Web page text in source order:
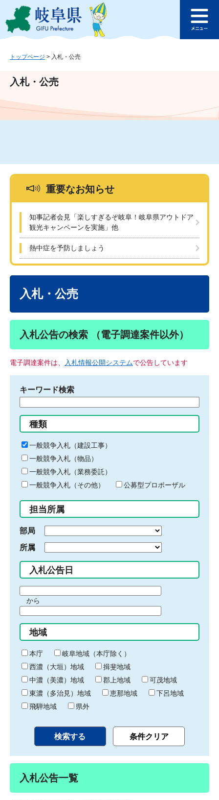
ジ
ュ
文
このページの本文へ
ュ
トップページ > 入札・公売
入札・公売
重要なお知らせ
知事記者会見「楽しすぎるぞ岐阜！岐阜県アウトドア
観光キャンペーンを実施」他
熱中症を予防しましょう
入札・公売
入札公告の検索 （電子調達案件以外）
電子調達案件は、 入札情報公開システムで公告しています
キーワード検索
る
キ
ー
ワ
ー
ド
入
力
種類
一般競争入札（建設工事）
一般競争入札（物品）
一般競争入札（業務委託）
一般競争入札（その他）
公募型プロポーザル
担当所属
部局
所属
入札公告日
間
始
り
から
間
終
わ
り
地域
本庁
岐阜地域（本庁除く）
西濃（大垣）地域
揖斐地域
中濃（美濃）地域
郡上地域
可茂地域
東濃（多治見）地域
恵那地域
下呂地域
飛騨地域
県外
入札公告一覧